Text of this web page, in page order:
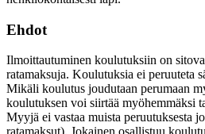
Ehdot
Ilmoittautuminen koulutuksiin on
ratamaksuja. Koulutuksia ei peruuteta
Mikäli koulutus joudutaan perumaan
koulutuksen voi siirtää myöhemmäksi
Myyjä ei vastaa muista peruutuksesta